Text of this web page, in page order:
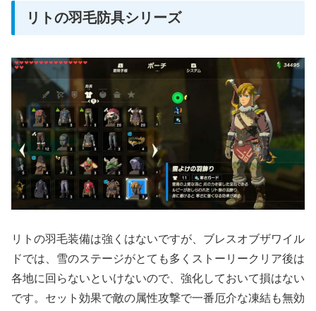
リトの羽毛防具シリーズ
リトの羽毛装備は強くはないですが、ブレスオブザワイル
ドでは、雪のステージがとても多くストーリークリア後は
各地に回らないといけないので、強化しておいて損はない
です。セット効果で敵の属性攻撃で一番厄介な凍結も無効